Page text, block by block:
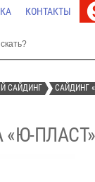
КОНТАКТЫ
САЙДИНГ САЙДИНГ